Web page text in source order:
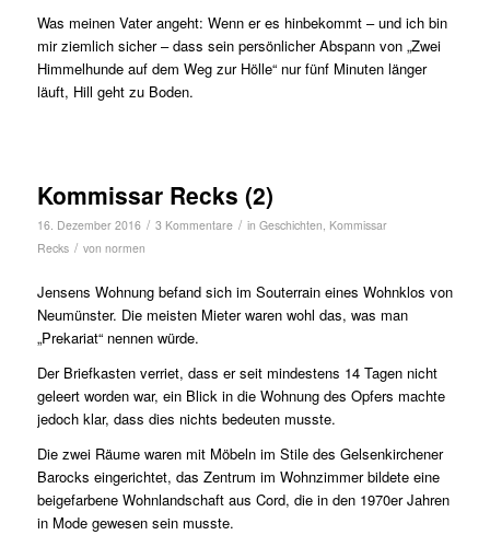
Was meinen Vater angeht: Wenn er es hinbekommt – und ich bin
mir ziemlich sicher – dass sein persönlicher Abspann von „Zwei
Himmelhunde auf dem Weg zur Hölle“ nur fünf Minuten länger
läuft, Hill geht zu Boden.
Kommissar Recks (2)
16. Dezember 2016 / 3 Kommentare / in Geschichten, Kommissar
Recks / von normen
Jensens Wohnung befand sich im Souterrain eines Wohnklos von
Neumünster. Die meisten Mieter waren wohl das, was man
„Prekariat“ nennen würde.
Der Briefkasten verriet, dass er seit mindestens 14 Tagen nicht
geleert worden war, ein Blick in die Wohnung des Opfers machte
jedoch klar, dass dies nichts bedeuten musste.
Die zwei Räume waren mit Möbeln im Stile des Gelsenkirchener
Barocks eingerichtet, das Zentrum im Wohnzimmer bildete eine
beigefarbene Wohnlandschaft aus Cord, die in den 1970er Jahren
in Mode gewesen sein musste.